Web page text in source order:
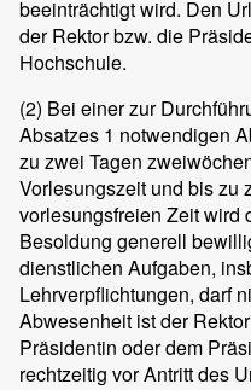
beeinträchtigt wird. Den
der Rektor bzw. die
Hochschule.
(2) Bei einer zur
Absatzes 1 notwendigen
zu zwei Tagen
Vorlesungszeit und bis zu
vorlesungsfreien Zeit wird
Besoldung generell
dienstlichen Aufgaben,
Lehrverpflichtungen, darf
Abwesenheit ist der
Präsidentin oder dem
rechtzeitig vor Antritt des